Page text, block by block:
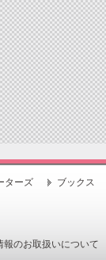
ターズ ブックス
報のお取扱いについて